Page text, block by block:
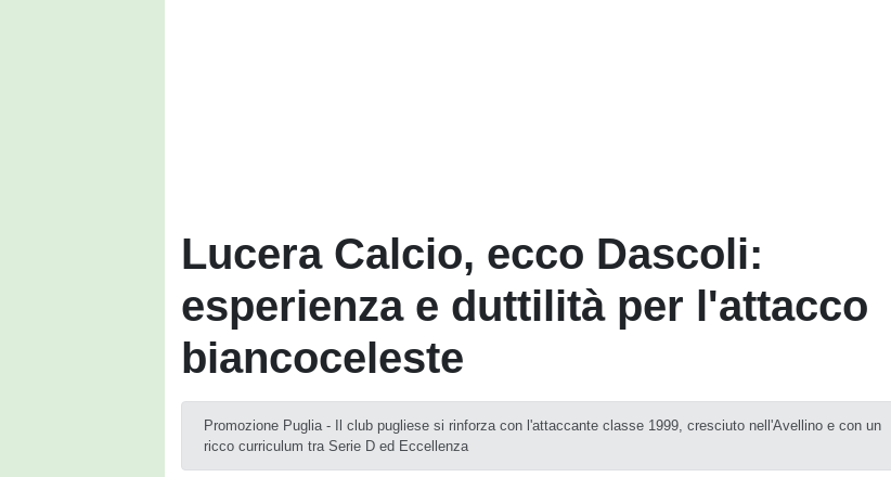
Lucera Calcio, ecco Dascoli:
esperienza e duttilità per l'attacco
biancoceleste
Promozione Puglia - Il club pugliese si rinforza con l'attaccante classe 1999, cresciuto nell'Avellino e con un
ricco curriculum tra Serie D ed Eccellenza